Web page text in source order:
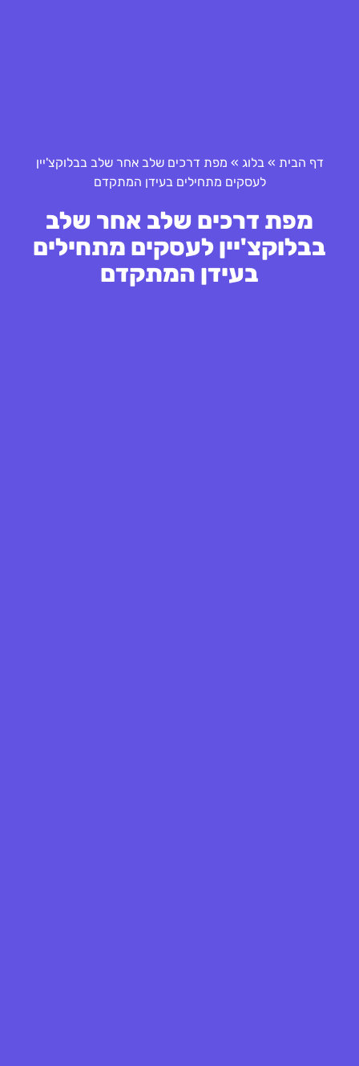
דף הבית »בלוג » מפת דרכים שלב אחר שלב בבלוקצ'יין
לעסקים מתחילים בעידן המתקדם
מפת דרכים שלב אחר שלב
בבלוקצ'יין לעסקים מתחילים
בעידן המתקדם